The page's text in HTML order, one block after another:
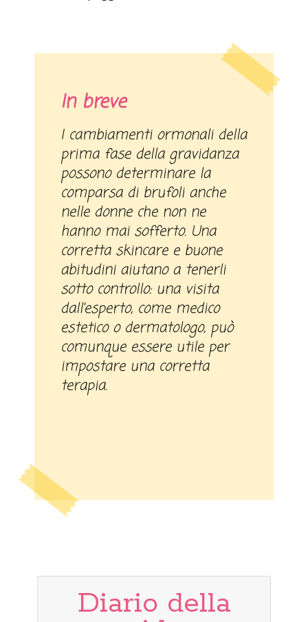
In breve
I cambiamenti ormonali della
prima fase della gravidanza
possono determinare la
comparsa di brufoli anche
nelle donne che non ne
hanno mai sofferto. Una
corretta skincare e buone
abitudini aiutano a tenerli
sotto controllo: una visita
dall’esperto, come medico
estetico o dermatologo, può
comunque essere utile per
impostare una corretta
terapia.
Diario della